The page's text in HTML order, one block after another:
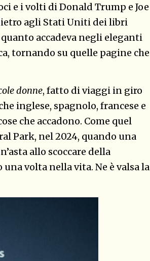
e i volti di Donald Trump e Joe
agli Stati Uniti dei libri
accadeva negli eleganti
tornando su quelle pagine che
donne, fatto di viaggi in giro
inglese, spagnolo, francese e
che accadono. Come quel
Park, nel 2024, quando una
allo scoccare della
volta nella vita. Ne è valsa la